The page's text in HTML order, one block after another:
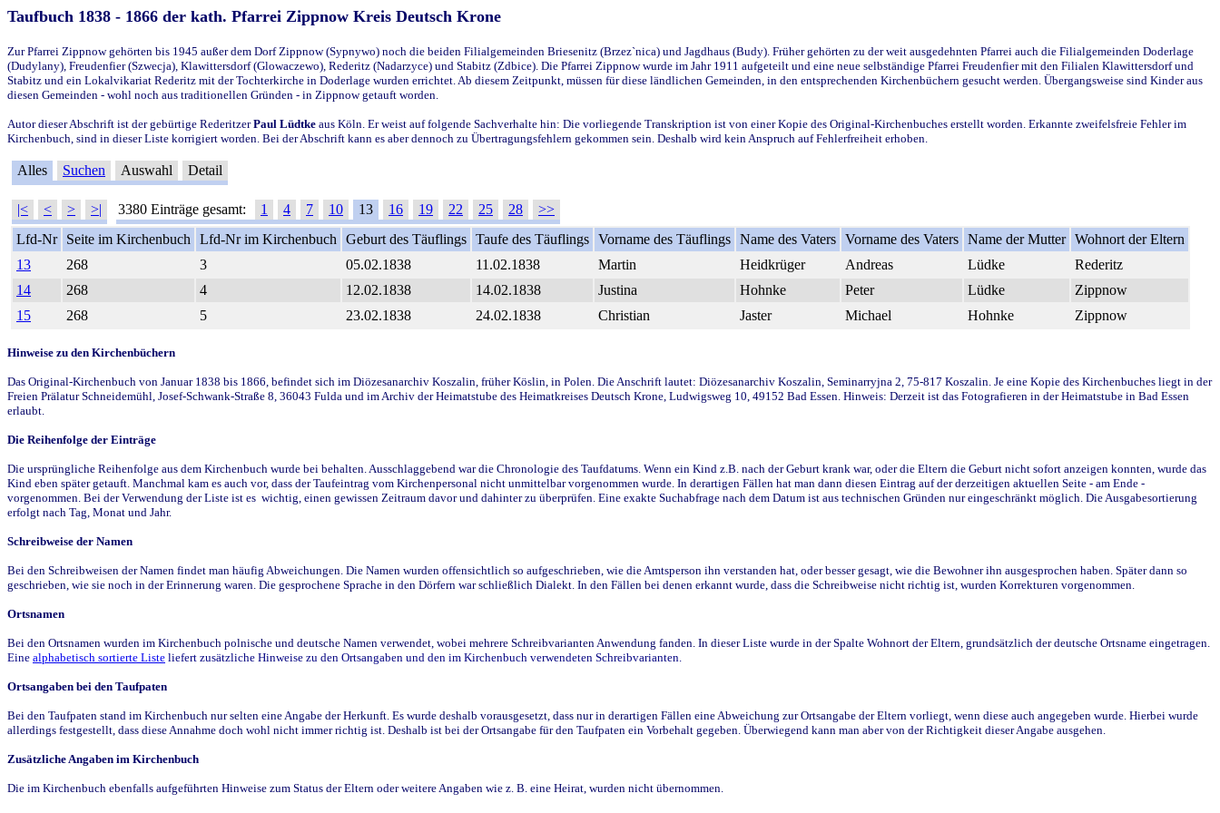
Taufbuch 1838 - 1866 der kath. Pfarrei Zippnow Kreis Deutsch Krone
Zur Pfarrei Zippnow gehörten bis 1945 außer dem Dorf Zippnow (Sypnywo) noch die beiden Filialgemeinden Briesenitz (Brzez`nica) und Jagdhaus (Budy). Früher gehörten zu der weit ausgedehnten Pfarrei auch die Filialgemeinden Doderlage
(Dudylany), Freudenfier (Szwecja), Klawittersdorf (Glowaczewo), Rederitz (Nadarzyce) und Stabitz (Zdbice). Die Pfarrei Zippnow wurde im Jahr 1911 aufgeteilt und eine neue selbständige Pfarrei Freudenfier mit den Filialen Klawittersdorf und
Stabitz und ein Lokalvikariat Rederitz mit der Tochterkirche in Doderlage wurden errichtet. Ab diesem Zeitpunkt, müssen für diese ländlichen Gemeinden, in den entsprechenden Kirchenbüchern gesucht werden. Übergangsweise sind Kinder aus
diesen Gemeinden - wohl noch aus traditionellen Gründen - in Zippnow getauft worden.
Autor dieser Abschrift ist der gebürtige RederitzerPaul Lüdtke aus Köln. Er weist auf folgende Sachverhalte hin: Die vorliegende Transkription ist von einer Kopie des Original-Kirchenbuches erstellt worden. Erkannte zweifelsfreie Fehler im
Kirchenbuch, sind in dieser Liste korrigiert worden. Bei der Abschrift kann es aber dennoch zu Übertragungsfehlern gekommen sein. Deshalb wird kein Anspruch auf Fehlerfreiheit erhoben.
Alles Suchen Auswahl Detail
|< < > >| 3380 Einträge gesamt: 1 4 7 10 13 16 19 22 25 28
>>
Lfd-Nr
Seite im Kirchenbuch Lfd-Nr im Kirchenbuch Geburt des Täuflings Taufe des Täuflings Vorname des Täuflings Name des Vaters Vorname des Vaters Name der Mutter Wohnort der Eltern
13
268 3 05.02.1838 11.02.1838 Martin Heidkrüger Andreas Lüdke
Rederitz
14
268 4 12.02.1838 14.02.1838 Justina Hohnke Peter Lüdke
Zippnow
15
268 5 23.02.1838 24.02.1838 Christian Jaster Michael Hohnke Zippnow
Hinweise zu den Kirchenbüchern
Das Original-Kirchenbuch von Januar 1838 bis 1866, befindet sich im Diözesanarchiv Koszalin, früher Köslin, in Polen. Die Anschrift lautet: Diözesanarchiv Koszalin, Seminarryjna 2, 75-817 Koszalin. Je eine Kopie des Kirchenbuches liegt in der
Freien Prälatur Schneidemühl, Josef-Schwank-Straße 8, 36043 Fulda und im Archiv der Heimatstube des Heimatkreises Deutsch Krone, Ludwigsweg 10, 49152 Bad Essen. Hinweis: Derzeit ist das Fotografieren in der Heimatstube in Bad Essen
erlaubt.
Die Reihenfolge der Einträge
Die ursprüngliche Reihenfolge aus dem Kirchenbuch wurde bei behalten. Ausschlaggebend war die Chronologie des Taufdatums. Wenn ein Kind z.B. nach der Geburt krank war, oder die Eltern die Geburt nicht sofort anzeigen konnten, wurde das
Kind eben später getauft. Manchmal kam es auch vor, dass der Taufeintrag vom Kirchenpersonal nicht unmittelbar vorgenommen wurde. In derartigen Fällen hat man dann diesen Eintrag auf der derzeitigen aktuellen Seite - am Ende -
vorgenommen. Bei der Verwendung der Liste ist es wichtig, einen gewissen Zeitraum davor und dahinter zu überprüfen. Eine exakte Suchabfrage nach dem Datum ist aus technischen Gründen nur eingeschränkt möglich. Die Ausgabesortierung
erfolgt nach Tag, Monat und Jahr.
Schreibweise der Namen
Bei den Schreibweisen der Namen findet man häufig Abweichungen. Die Namen wurden offensichtlich so aufgeschrieben, wie die Amtsperson ihn verstanden hat, oder besser gesagt, wie die Bewohner ihn ausgesprochen haben. Später dann so
geschrieben, wie sie noch in der Erinnerung waren. Die gesprochene Sprache in den Dörfern war schließlich Dialekt. In den Fällen bei denen erkannt wurde, dass die Schreibweise nicht richtig ist, wurden Korrekturen vorgenommen.
Ortsnamen
Bei den Ortsnamen wurden im Kirchenbuch polnische und deutsche Namen verwendet, wobei mehrere Schreibvarianten Anwendung fanden. In dieser Liste wurde in der Spalte Wohnort der Eltern, grundsätzlich der deutsche Ortsname eingetragen.
Eine alphabetisch sortierte Liste liefert zusätzliche Hinweise zu den Ortsangaben und den im Kirchenbuch verwendeten Schreibvarianten.
Ortsangaben bei den Taufpaten
Bei den Taufpaten stand im Kirchenbuch nur selten eine Angabe der Herkunft. Es wurde deshalb vorausgesetzt, dass nur in derartigen Fällen eine Abweichung zur Ortsangabe der Eltern vorliegt, wenn diese auch angegeben wurde. Hierbei wurde
allerdings festgestellt, dass diese Annahme doch wohl nicht immer richtig ist. Deshalb ist bei der Ortsangabe für den Taufpaten ein Vorbehalt gegeben. Überwiegend kann man aber von der Richtigkeit dieser Angabe ausgehen.
Zusätzliche Angaben im Kirchenbuch
Die im Kirchenbuch ebenfalls aufgeführten Hinweise zum Status der Eltern oder weitere Angaben wie z. B. eine Heirat, wurden nicht übernommen.